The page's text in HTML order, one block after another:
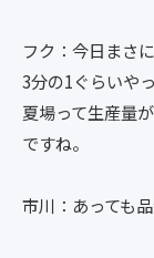
フク：今日まさ
3分の1ぐらいや
夏場って生産量
ですね。
市川：あっても